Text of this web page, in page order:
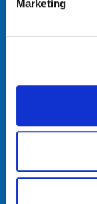
Marketing
AKZEPTIERT.